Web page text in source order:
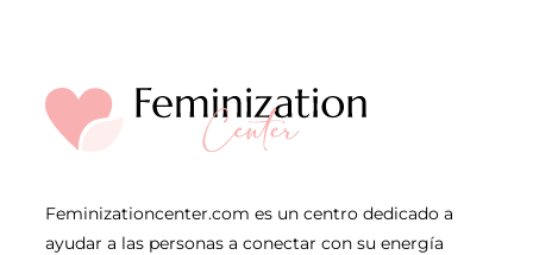
Feminizationcenter.com es un centro dedicado a
ayudar a las personas a conectar con su energía